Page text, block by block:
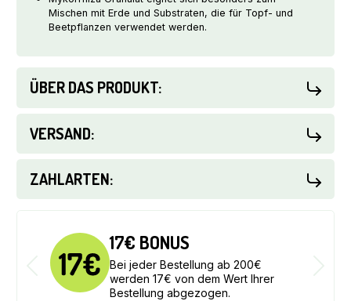
Mischen mit Erde und Substraten, die für Topf- und
Beetpflanzen verwendet werden.
ÜBER DAS PRODUKT:
VERSAND:
ZAHLARTEN:
30€ BONUS
Bei jeder Bestellung ab 300€
werden 30€ von dem Wert Ihrer
Bestellung abgezogen.